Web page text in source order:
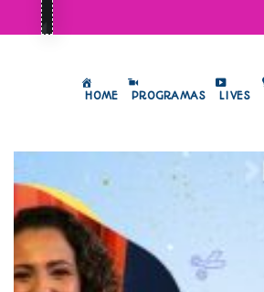
HOME PROGRAMAS LIVES